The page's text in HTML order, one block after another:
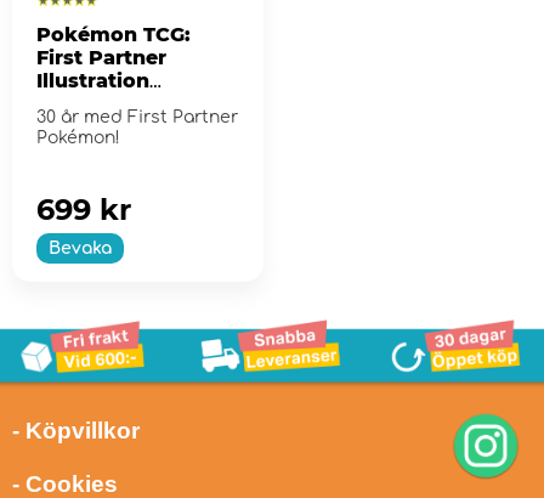
Pokémon TCG:
First Partner
Illustration
Collection - Series
2
30 år med First Partner
Pokémon!
Bevaka
699 kr
- Köpvillkor
- Cookies